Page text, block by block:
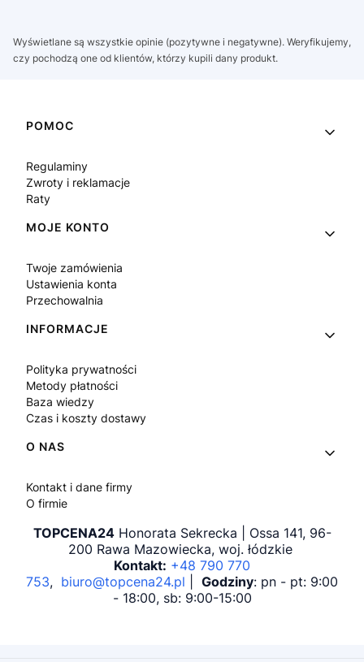
Wyświetlane są wszystkie opinie (pozytywne i negatywne). Weryfikujemy,
czy pochodzą one od klientów, którzy kupili dany produkt.
Linki w stopce
POMOC
Regulaminy
Zwroty i reklamacje
Raty
MOJE KONTO
Twoje zamówienia
Ustawienia konta
Przechowalnia
INFORMACJE
Polityka prywatności
Metody płatności
Baza wiedzy
Czas i koszty dostawy
O NAS
Kontakt i dane firmy
O firmie
TOPCENA24Honorata Sekrecka | Ossa 141, 96-
200 Rawa Mazowiecka, woj. łódzkie
Kontakt: +48 790 770
753, biuro@topcena24.pl Godziny: pn - pt: 9:00
- 18:00, sb: 9:00-15:00